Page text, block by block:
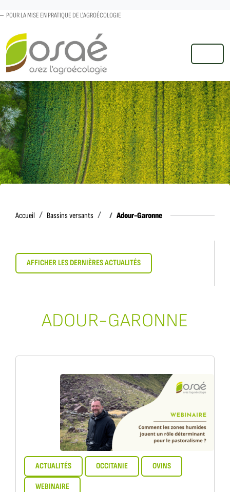
POUR LA MISE EN PRATIQUE DE L'AGROÉCOLOGIE
MENU
Accueil AccueilBassins versants Adour-Garonne
AFFICHER LES DERNIÈRES ACTUALITÉS
ADOUR-GARONNE
ACTUALITÉS OCCITANIE OVINS
WEBINAIRE